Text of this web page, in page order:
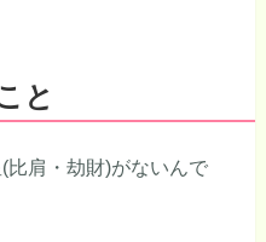
と
比肩・劫財)がないんで